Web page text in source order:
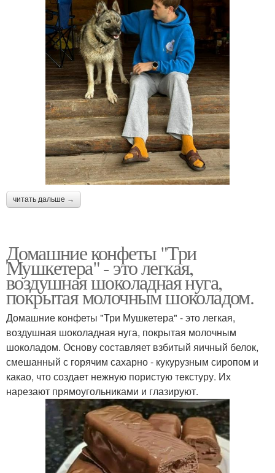
читать дальше →
Домашние конфеты "Три
Мушкетера" - это легкая,
воздушная шоколадная нуга,
покрытая молочным шоколадом.
Домашние конфеты "Три Мушкетера" - это легкая,
воздушная шоколадная нуга, покрытая молочным
шоколадом. Основу составляет взбитый яичный белок,
смешанный с горячим сахарно - кукурузным сиропом и
какао, что создает нежную пористую текстуру. Их
нарезают прямоугольниками и глазируют.